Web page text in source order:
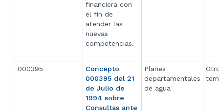
financiera con
el fin de
atender las
nuevas
competencias.
000395
Concepto
000395 del 21
de Julio de
1994 sobre
Consultas ante
Planes
departamentales
de agua